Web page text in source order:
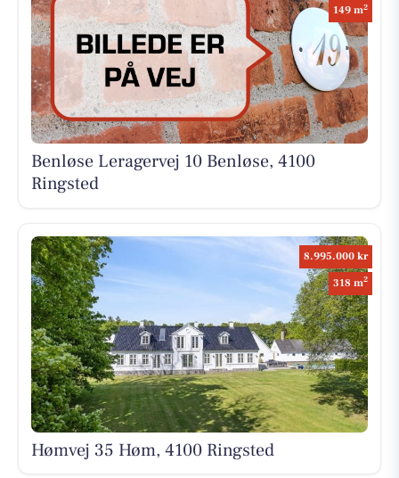
149 m2
Benløse Leragervej 10 Benløse, 4100
Ringsted
8.995.000 kr
318 m2
Hømvej 35 Høm, 4100 Ringsted